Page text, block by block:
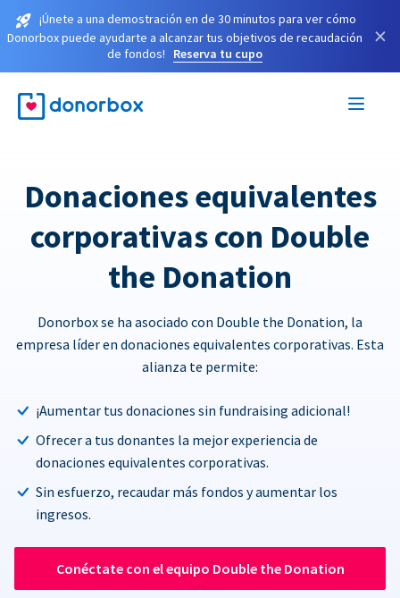
¡Únete a una demostración en de 30 minutos para ver cómo
Donorbox puede ayudarte a alcanzar tus objetivos de recaudación
de fondos!
Reserva tu cupo
×
Donaciones equivalentes
corporativas con Double
the Donation
Donorbox se ha asociado con Double the Donation, la
empresa líder en donaciones equivalentes corporativas. Esta
alianza te permite:
¡Aumentar tus donaciones sin fundraising adicional!
Ofrecer a tus donantes la mejor experiencia de
donaciones equivalentes corporativas.
Sin esfuerzo, recaudar más fondos y aumentar los
ingresos.
Conéctate con el equipo Double the Donation